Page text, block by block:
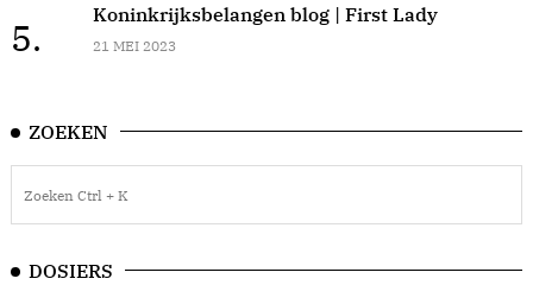
5.
Koninkrijksbelangen blog | First Lady
21 MEI 2023
ZOEKEN
DOSIERS